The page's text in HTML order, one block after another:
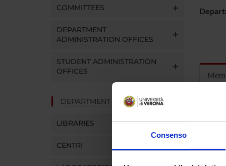
Consenso
COMMITTEES
DEPARTMENT
ADMINISTRATION OFFICES
STUDENT ADMINISTRATION
OFFICES
DEPARTMENT FACILITIES
LIBRARIES
CENTRI